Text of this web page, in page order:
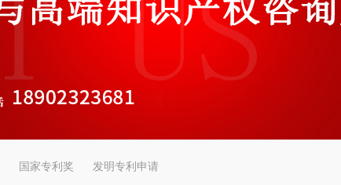
国家专利奖 发明专利申请